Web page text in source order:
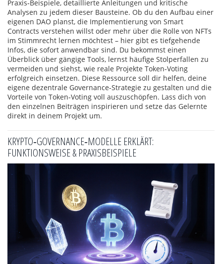
Praxis‑Beispiele, detaillierte Anleitungen und kritische
Analysen zu jedem dieser Bausteine. Ob du den Aufbau einer
eigenen DAO planst, die Implementierung von Smart
Contracts verstehen willst oder mehr über die Rolle von NFTs
im Stimmrecht lernen möchtest – hier gibt es tiefgehende
Infos, die sofort anwendbar sind. Du bekommst einen
Überblick über gängige Tools, lernst häufige Stolperfallen zu
vermeiden und siehst, wie reale Projekte Token‑Voting
erfolgreich einsetzen. Diese Ressource soll dir helfen, deine
eigene dezentrale Governance‑Strategie zu gestalten und die
Vorteile von Token‑Voting voll auszuschöpfen. Lass dich von
den einzelnen Beiträgen inspirieren und setze das Gelernte
direkt in deinem Projekt um.
KRYPTO‑GOVERNANCE‑MODELLE ERKLÄRT:
FUNKTIONSWEISE & PRAXISBEISPIELE